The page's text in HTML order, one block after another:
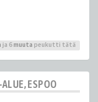
ja 6 muuta peukutti tätä
ESPOO